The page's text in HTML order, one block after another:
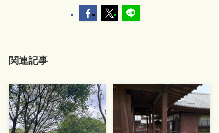
関連記事